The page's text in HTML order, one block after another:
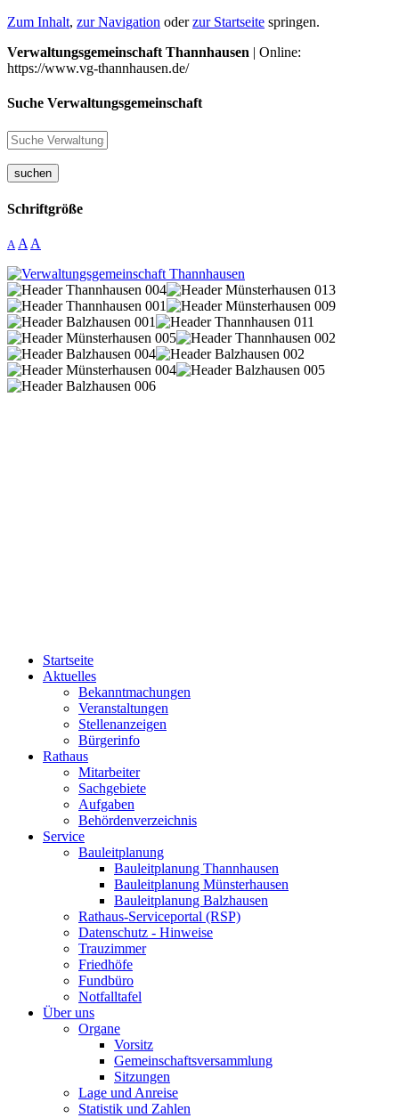
Zum Inhalt, zur Navigation oderzur Startseite springen.
Verwaltungsgemeinschaft Thannhausen | Online:
https://www.vg-thannhausen.de/
Suche Verwaltungsgemeinschaft
suchen
Schriftgröße
A A A
Startseite
Aktuelles
Bekanntmachungen
Veranstaltungen
Stellenanzeigen
Bürgerinfo
Rathaus
Mitarbeiter
Sachgebiete
Aufgaben
Behördenverzeichnis
Service
Bauleitplanung
Bauleitplanung Thannhausen
Bauleitplanung Münsterhausen
Bauleitplanung Balzhausen
Rathaus-Serviceportal (RSP)
Datenschutz - Hinweise
Trauzimmer
Friedhöfe
Fundbüro
Notfalltafel
Über uns
Organe
Vorsitz
Gemeinschaftsversammlung
Sitzungen
Lage und Anreise
Statistik und Zahlen